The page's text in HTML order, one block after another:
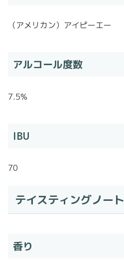
（アメリカン）アイピーエー
アルコール度数
7.5%
IBU
70
テイスティングノート
香り